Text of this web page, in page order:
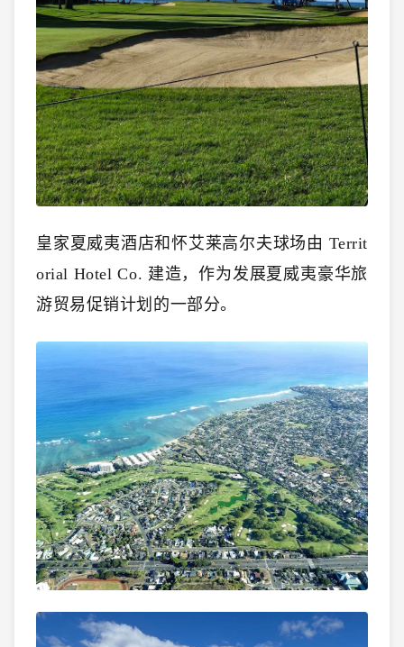
皇家夏威夷酒店和怀艾莱高尔夫球场由 Territ
orial Hotel Co. 建造，作为发展夏威夷豪华旅
游贸易促销计划的一部分。